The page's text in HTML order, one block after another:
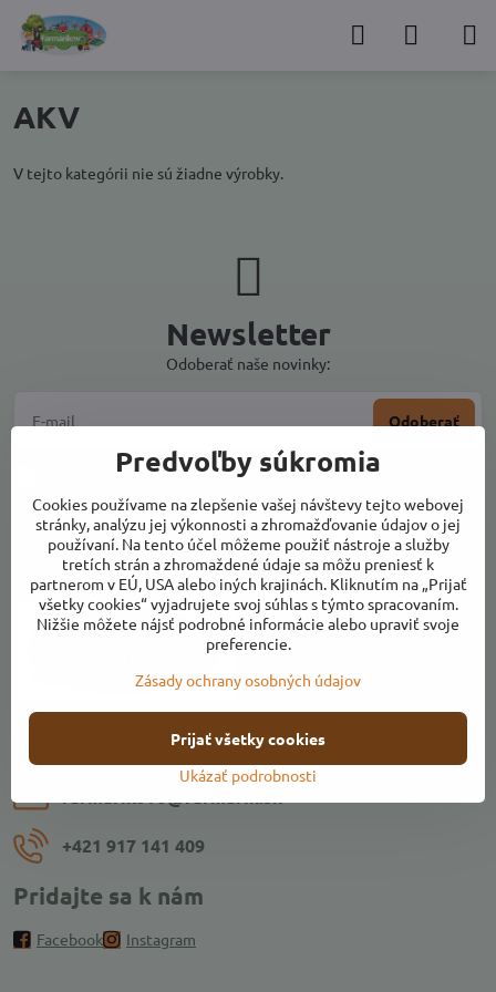
AKV
V tejto kategórii nie sú žiadne výrobky.
Newsletter
Odoberať naše novinky:
Odoberať
Chcem sa prihlásiť k odberu noviniek e-mailom
Kontakty
+421 917 141 409
Pridajte sa k nám
Facebook Instagram
Predvoľby súkromia
Cookies používame na zlepšenie vašej návštevy tejto webovej
stránky, analýzu jej výkonnosti a zhromažďovanie údajov o jej
používaní. Na tento účel môžeme použiť nástroje a služby
tretích strán a zhromaždené údaje sa môžu preniesť k
partnerom v EÚ, USA alebo iných krajinách. Kliknutím na „Prijať
všetky cookies“ vyjadrujete svoj súhlas s týmto spracovaním.
Nižšie môžete nájsť podrobné informácie alebo upraviť svoje
preferencie.
Zásady ochrany osobných údajov
Ukázať podrobnosti
Prijať všetky cookies